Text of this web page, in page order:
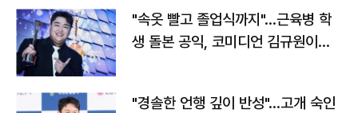
"속옷 빨고 졸업식까지"…근육병 학
생 돌본 공익, 코미디언 김규원이었
"경솔한 언행 깊이 반성"…고개 숙인